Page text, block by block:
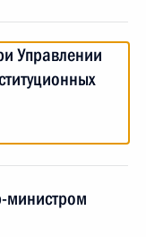
Управлении
министром